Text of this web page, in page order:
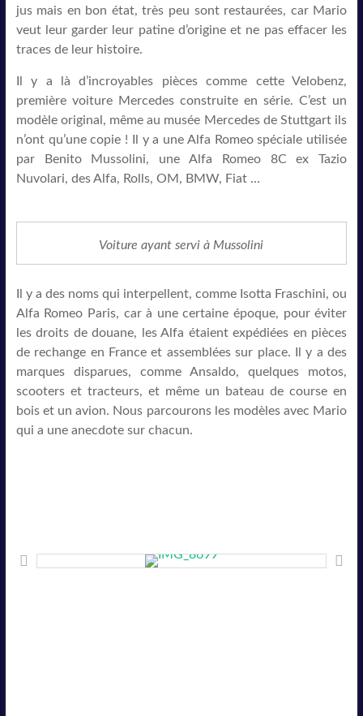
jus mais en bon état, très peu sont restaurées, car Mario
veut leur garder leur patine d’origine et ne pas effacer les
traces de leur histoire.
Il y a là d’incroyables pièces comme cette Velobenz,
première voiture Mercedes construite en série. C’est un
modèle original, même au musée Mercedes de Stuttgart ils
n’ont qu’une copie ! Il y a une Alfa Romeo spéciale utilisée
par Benito Mussolini, une Alfa Romeo 8C ex Tazio
Nuvolari, des Alfa, Rolls, OM, BMW, Fiat …
Voiture ayant servi à Mussolini
Il y a des noms qui interpellent, comme Isotta Fraschini, ou
Alfa Romeo Paris, car à une certaine époque, pour éviter
les droits de douane, les Alfa étaient expédiées en pièces
de rechange en France et assemblées sur place. Il y a des
marques disparues, comme Ansaldo, quelques motos,
scooters et tracteurs, et même un bateau de course en
bois et un avion. Nous parcourons les modèles avec Mario
qui a une anecdote sur chacun.